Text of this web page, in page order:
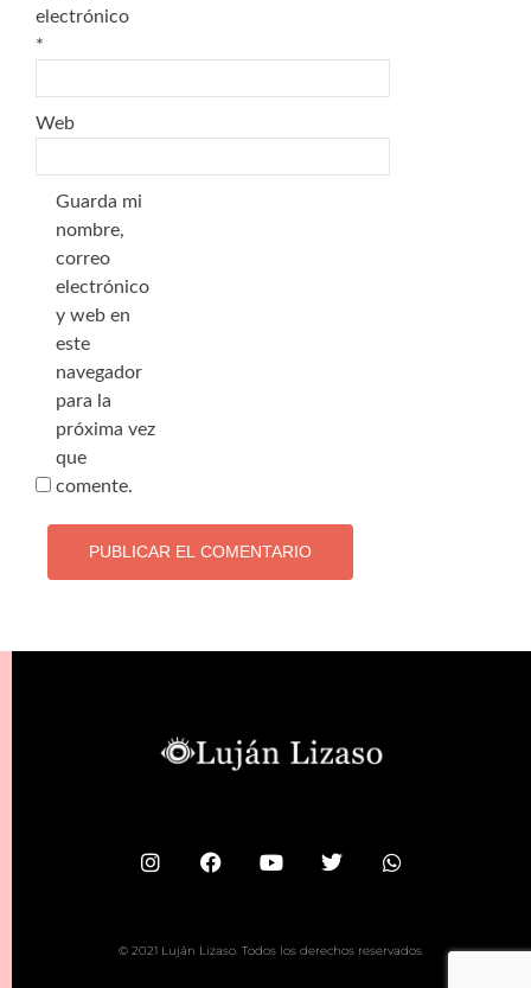
electrónico
*
Web
Guarda mi
nombre,
correo
electrónico
y web en
este
navegador
para la
próxima vez
que
comente.
© 2021 Luján Lizaso. Todos los derechos reservados.